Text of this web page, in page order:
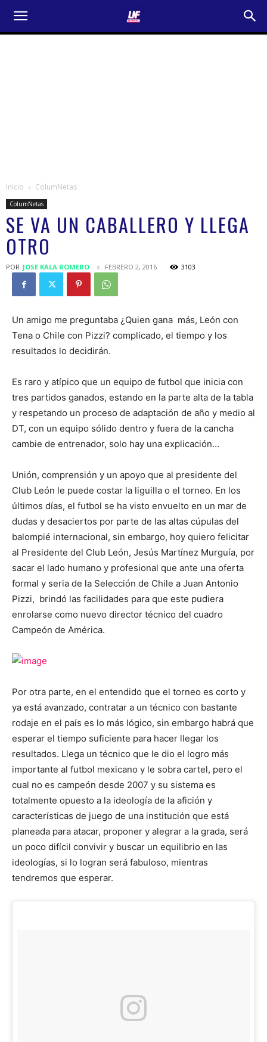
Inicio ColumNetas
ColumNetas
SE VA UN CABALLERO Y LLEGA
OTRO
POR JOSE KALA ROMERO FEBRERO 2, 2016 3103
Un amigo me preguntaba ¿Quien gana más, León con
Tena o Chile con Pizzi? complicado, el tiempo y los
resultados lo decidirán.
Es raro y atípico que un equipo de futbol que inicia con
tres partidos ganados, estando en la parte alta de la tabla
y respetando un proceso de adaptación de año y medio al
DT, con un equipo sólido dentro y fuera de la cancha
cambie de entrenador, solo hay una explicación…
Unión, comprensión y un apoyo que al presidente del
Club León le puede costar la liguilla o el torneo. En los
últimos días, el futbol se ha visto envuelto en un mar de
dudas y desaciertos por parte de las altas cúpulas del
balompié internacional, sin embargo, hoy quiero felicitar
al Presidente del Club León, Jesús Martínez Murguía, por
sacar el lado humano y profesional que ante una oferta
formal y seria de la Selección de Chile a Juan Antonio
Pizzi, brindó las facilidades para que este pudiera
enrolarse como nuevo director técnico del cuadro
Campeón de América.
Por otra parte, en el entendido que el torneo es corto y
ya está avanzado, contratar a un técnico con bastante
rodaje en el país es lo más lógico, sin embargo habrá que
esperar el tiempo suficiente para hacer llegar los
resultados. Llega un técnico que le dio el logro más
importante al futbol mexicano y le sobra cartel, pero el
cual no es campeón desde 2007 y su sistema es
totalmente opuesto a la ideología de la afición y
características de juego de una institución que está
planeada para atacar, proponer y alegrar a la grada, será
un poco difícil convivir y buscar un equilibrio en las
ideologías, si lo logran será fabuloso, mientras
tendremos que esperar.